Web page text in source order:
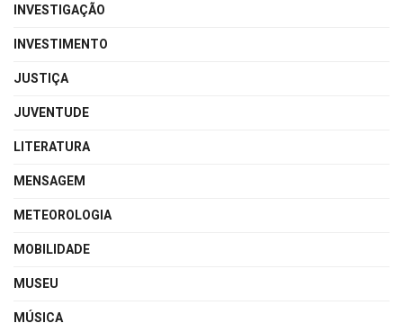
INVESTIGAÇÃO
INVESTIMENTO
JUSTIÇA
JUVENTUDE
LITERATURA
MENSAGEM
METEOROLOGIA
MOBILIDADE
MUSEU
MÚSICA